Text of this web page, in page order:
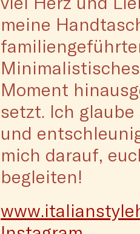
meine
Moment
setzt. Ich
und
mich darauf,
begleiten!